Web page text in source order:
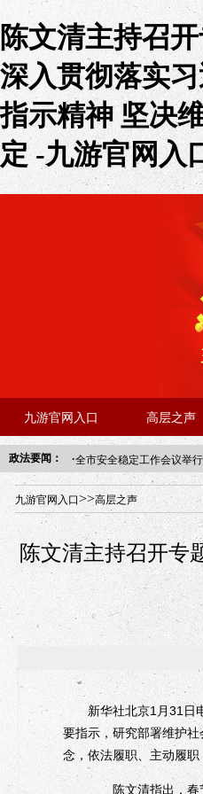
陈文清主持召
深入贯彻落实
指示精神 坚决
定 -九游官网入
九游官网入口 高层之声
政法要闻： ·全市安全稳定工作会议举行
年“招才兴业”事业单位人才
九游官网入口>>高层之声
陈文清主持召开专
新华社北京1月31日电
要指示，研究部署维护
念，依法履职、主动履
陈文清指出，春节临